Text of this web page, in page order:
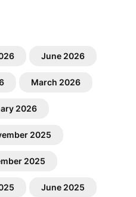
June 2026
March 2026
2026
2025
2025
June 2025